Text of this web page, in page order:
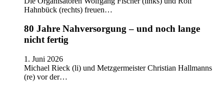
Hahnbück (rechts) freuen…
80 Jahre Nahversorgung – und noch lange
nicht fertig
1. Juni 2026
Michael Rieck (li) und Metzgermeister Christian Hallmanns
(re) vor der…